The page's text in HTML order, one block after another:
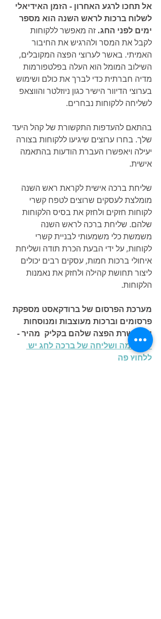
אל תחכו לרגע האחרון - הזמן האידיאלי
לשלוח ברכות לראש השנה הוא מספר
ימים לפני החג. זה מאפשר ללקוחות
לקבל את המסר ולהרגיש את החיבור
האמיתי. באשר לערוצי הפצה המקובלים,
השילוב המומל הוא העלה בפלטפורמות
מדיה חברתית כדי לברך את כולם ושימוש
בערוצי הדיוור הישיר כגון ניוזלטר והווצאפ
לשליחה ללקוחות נבחרים.
בהתאם להעדפות התקשורת של קהל היעד
שלך. בחרו ערוצים שיגיעו ללקוחות בצורה
יעילה ויאפשרו העברת הודעות בהתאמה
אישית.
שליחת ברכה אישית לקראת ראש השנה
מומלצת לעסקים שרוצים לטפח קשרי
לקוחות חזקים ולחזק את בסיס הלקוחות
שלהם. שליחת ברכה לראש השנה
משמשת כלי משמעותי לבניית קשרי
לקוחות, על ידי הבעת הכרת תודה ושליחת
איחולי ברכות חמות, עסקים רבים יכולים
ליצור תחושת קהילה ולחזק את נאמנות
הלקוחות.
מערכת הפרסום של ברודקאסט מספקת
פרסומים וברכות מעוצבות ומנוסחות
ומאפשרת הפצה שלהם בקליק  מהיר -
להרשמה ושליחה של ברכה לחג יש
ללחוץ פה